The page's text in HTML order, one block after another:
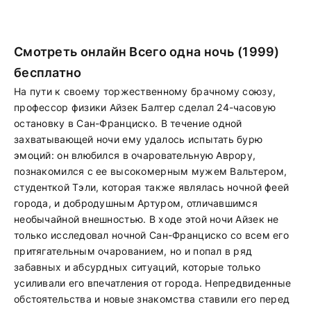
Смотреть онлайн Всего одна ночь (1999)
бесплатно
На пути к своему торжественному брачному союзу,
профессор физики Айзек Балтер сделал 24-часовую
остановку в Сан-Франциско. В течение одной
захватывающей ночи ему удалось испытать бурю
эмоций: он влюбился в очаровательную Аврору,
познакомился с ее высокомерным мужем Вальтером,
студенткой Тэли, которая также являлась ночной феей
города, и добродушным Артуром, отличавшимся
необычайной внешностью. В ходе этой ночи Айзек не
только исследовал ночной Сан-Франциско со всем его
притягательным очарованием, но и попал в ряд
забавных и абсурдных ситуаций, которые только
усиливали его впечатления от города. Непредвиденные
обстоятельства и новые знакомства ставили его перед